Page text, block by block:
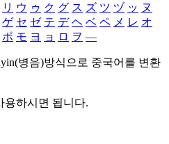
リ ウ ゥ ク グ ス ズ ツ ヅ ッ ヌ
ゲ セ ゼ テ デ ヘ ベ ペ メ レ オ
ポ モ ヨ ョ ロ ヲ ―
병음)방식으로 중국어를 변환
용하시면 됩니다.